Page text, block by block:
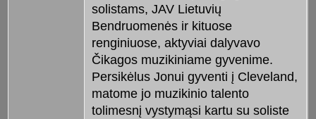
solistams, JAV Lietuvių
Bendruomenės ir kituose
renginiuose, aktyviai dalyvavo
Čikagos muzikiniame gyvenime.
Persikėlus Jonui gyventi į Cleveland,
matome jo muzikinio talento
tolimesnį vystymąsi kartu su soliste